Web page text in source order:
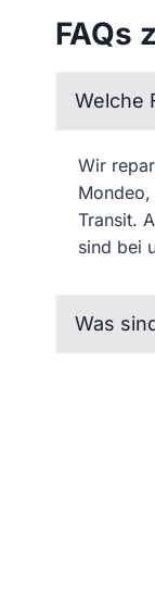
FAQs
Welche
Wir
Mondeo,
Transit.
sind bei
Was